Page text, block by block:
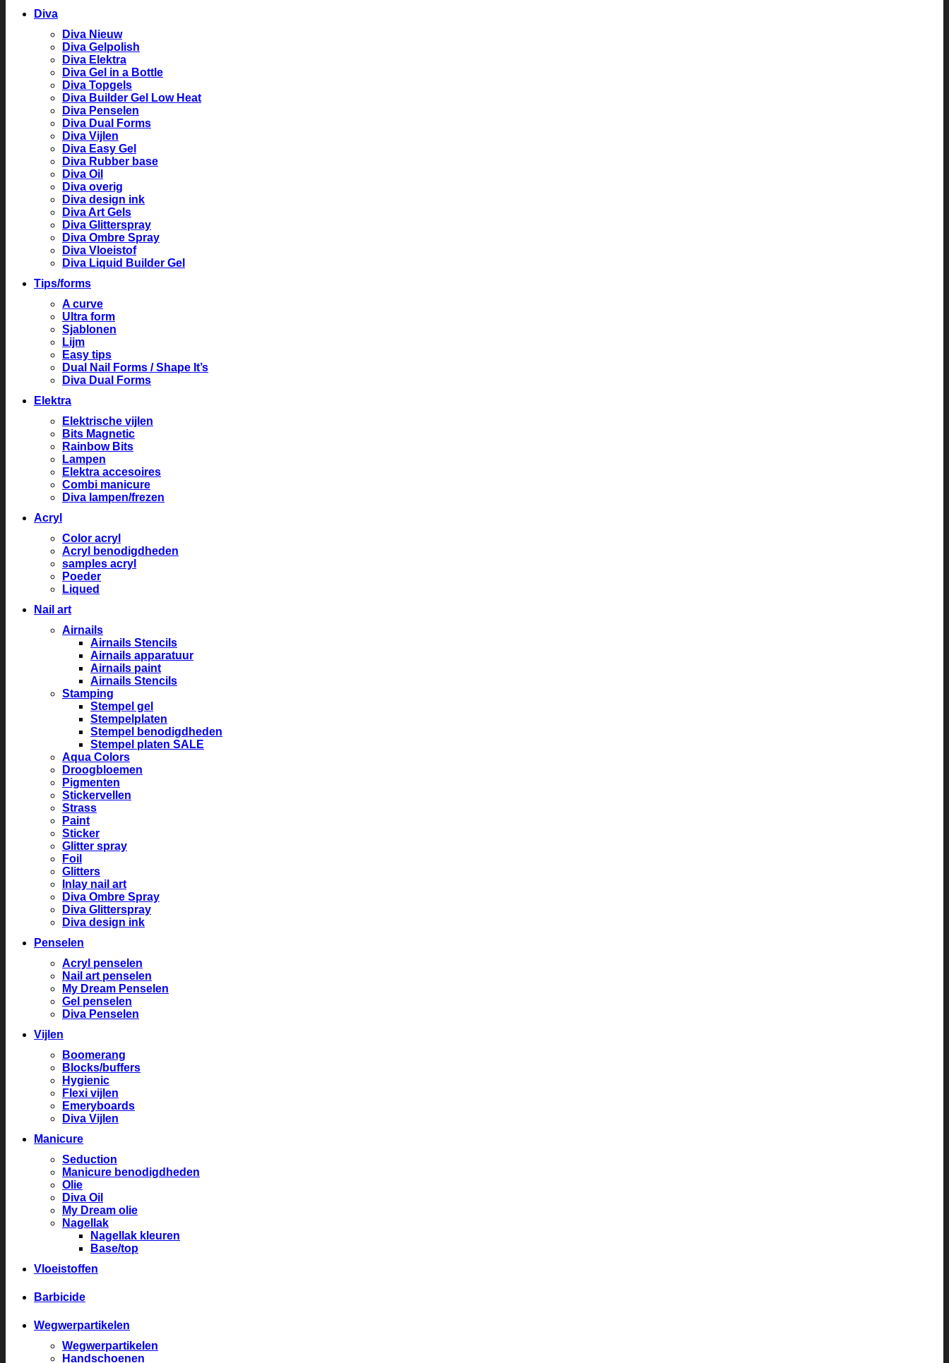
Diva
Diva Nieuw
Diva Gelpolish
Diva Elektra
Diva Gel in a Bottle
Diva Topgels
Diva Builder Gel Low Heat
Diva Penselen
Diva Dual Forms
Diva Vijlen
Diva Easy Gel
Diva Rubber base
Diva Oil
Diva overig
Diva design ink
Diva Art Gels
Diva Glitterspray
Diva Ombre Spray
Diva Vloeistof
Diva Liquid Builder Gel
Tips/forms
A curve
Ultra form
Sjablonen
Lijm
Easy tips
Dual Nail Forms / Shape It’s
Diva Dual Forms
Elektra
Elektrische vijlen
Bits Magnetic
Rainbow Bits
Lampen
Elektra accesoires
Combi manicure
Diva lampen/frezen
Acryl
Color acryl
Acryl benodigdheden
samples acryl
Poeder
Liqued
Nail art
Airnails
Airnails Stencils
Airnails apparatuur
Airnails paint
Airnails Stencils
Stamping
Stempel gel
Stempelplaten
Stempel benodigdheden
Stempel platen SALE
Aqua Colors
Droogbloemen
Pigmenten
Stickervellen
Strass
Paint
Sticker
Glitter spray
Foil
Glitters
Inlay nail art
Diva Ombre Spray
Diva Glitterspray
Diva design ink
Penselen
Acryl penselen
Nail art penselen
My Dream Penselen
Gel penselen
Diva Penselen
Vijlen
Boomerang
Blocks/buffers
Hygienic
Flexi vijlen
Emeryboards
Diva Vijlen
Manicure
Seduction
Manicure benodigdheden
Olie
Diva Oil
My Dream olie
Nagellak
Nagellak kleuren
Base/top
Vloeistoffen
Barbicide
Wegwerpartikelen
Wegwerpartikelen
Handschoenen